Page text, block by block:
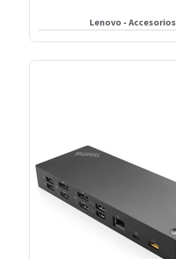
Lenovo - Accesorios